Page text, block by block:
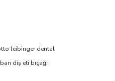
siz yapın!
ve diğer
leibinger dental
diş eti bıçağı